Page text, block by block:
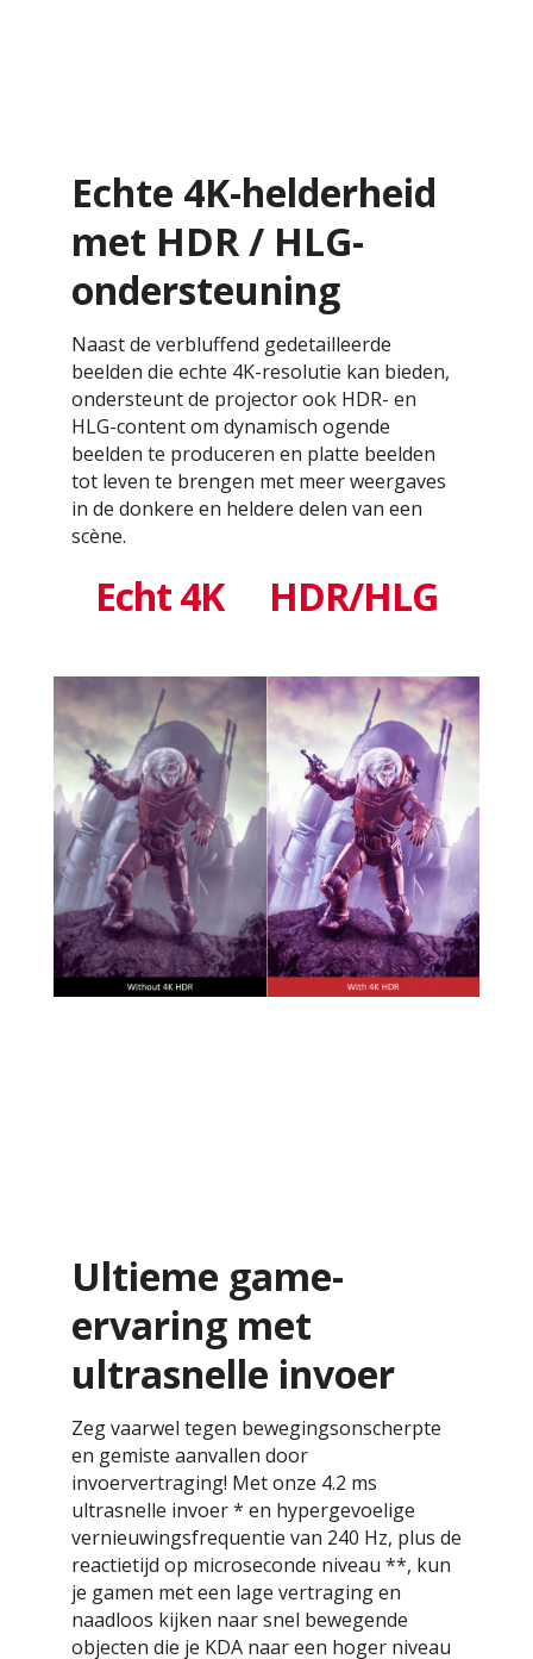
Echte 4K-helderheid
met HDR / HLG-
ondersteuning
Naast de verbluffend gedetailleerde
beelden die echte 4K-resolutie kan bieden,
ondersteunt de projector ook HDR- en
HLG-content om dynamisch ogende
beelden te produceren en platte beelden
tot leven te brengen met meer weergaves
in de donkere en heldere delen van een
scène.
Echt 4K HDR/HLG
Ultieme game-
ervaring met
ultrasnelle invoer
Zeg vaarwel tegen bewegingsonscherpte
en gemiste aanvallen door
invoervertraging! Met onze 4.2 ms
ultrasnelle invoer * en hypergevoelige
vernieuwingsfrequentie van 240 Hz, plus de
reactietijd op microseconde niveau **, kun
je gamen met een lage vertraging en
naadloos kijken naar snel bewegende
objecten die je KDA naar een hoger niveau